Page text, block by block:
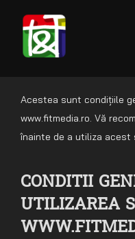
conținut
Acestea sunt condițiile
www.fitmedia.ro. Vă
înainte de a utiliza acest
CONDITII
UTILIZAREA